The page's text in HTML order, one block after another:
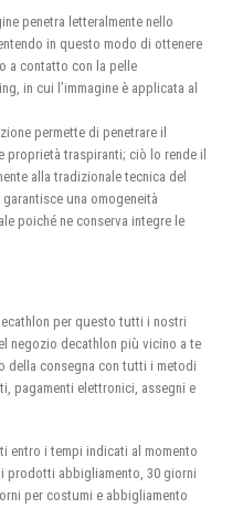
penetra letteralmente nello
in questo modo di ottenere
a contatto con la pelle
in cui l’immagine è applicata al
permette di penetrare il
traspiranti; ciò lo rende il
alla tradizionale tecnica del
una omogeneità
poiché ne conserva integre le
per questo tutti i nostri
negozio decathlon più vicino a te
della consegna con tutti i metodi
pagamenti elettronici, assegni e
entro i tempi indicati al momento
prodotti abbigliamento, 30 giorni
per costumi e abbigliamento